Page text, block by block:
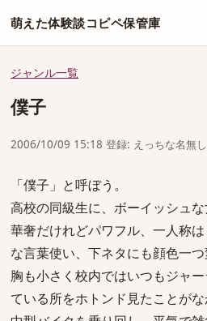
萌えた体験談コピペ保管庫
ジャンル一覧
僕子
2006/10/09 15:18 登録: えっちな名無
「僕子」と呼ぼう。
高校の同級生に、ボーイッシュな
華奢だけれどパワフル、一人称
な言葉使い、下ネタにも顔色一つ
胸も小さく校内ではいつもジャ
ている所をホトンド見たことがな